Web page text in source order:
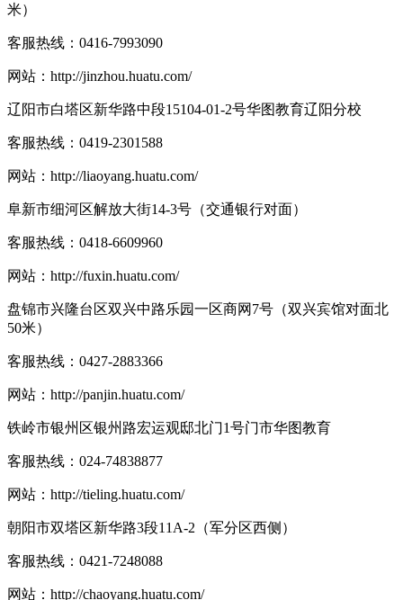
米）
客服热线： 0416-7993090
网站： http://jinzhou.huatu.com/
辽阳市白塔区新华路中段15104-01-2号华图教育辽阳分校
客服热线： 0419-2301588
网站： http://liaoyang.huatu.com/
阜新市细河区解放大街14-3号（交通银行对面）
客服热线： 0418-6609960
网站： http://fuxin.huatu.com/
盘锦市兴隆台区双兴中路乐园一区商网7号（双兴宾馆对面北
50米）
客服热线： 0427-2883366
网站： http://panjin.huatu.com/
铁岭市银州区银州路宏运观邸北门1号门市华图教育
客服热线： 024-74838877
网站： http://tieling.huatu.com/
朝阳市双塔区新华路3段11A-2（军分区西侧）
客服热线： 0421-7248088
网站： http://chaoyang.huatu.com/